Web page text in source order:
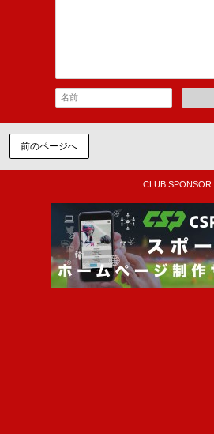
前のページへ
CLUB SPONSOR